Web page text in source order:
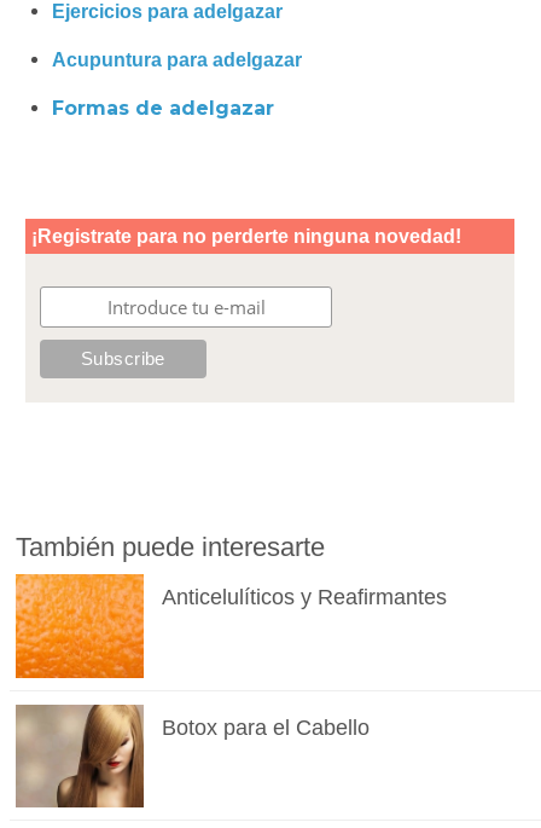
Ejercicios para adelgazar
Acupuntura para adelgazar
Formas de adelgazar
También puede interesarte
Anticelulíticos y Reafirmantes
Botox para el Cabello